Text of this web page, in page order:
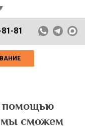
81
помощью
сможем